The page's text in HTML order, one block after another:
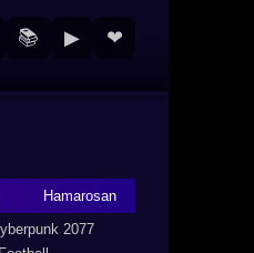
📚 ▶ ❤
Hamarosan